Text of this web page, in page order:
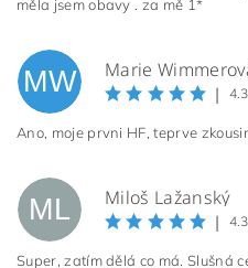
měla jsem obavy . za mě 1*
MW Marie
|
Ano, moje prvni HF, teprve
ML Miloš Lažanský
|
Super, zatím dělá co má. Slušná